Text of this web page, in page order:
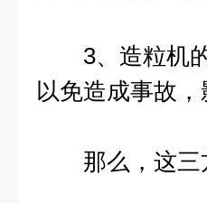
3、造粒机的
以免造成事故，
那么，这三